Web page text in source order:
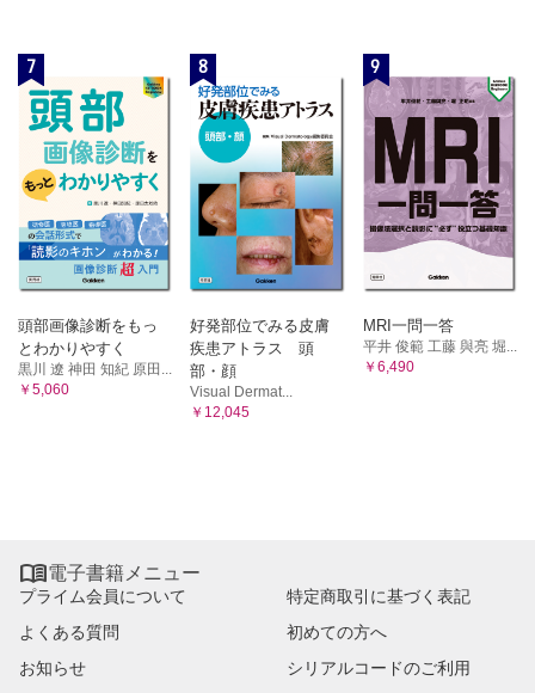
C．出血・凝固・線溶
20．活性化部分トロンボプラスチン時間（APTT），プロト
ロンビン時間（PT），フィブリノゲン
21．凝固亢進マーカー（フィブリンモノマー複合体，トロン
ビン・アンチトロンビン複合体，プロトロンビンフラグメ
ントF1＋2，フィブリノペプタイド，アンチトロンビンな
ど）
22．total PAI-1（tPA-PAI-1複合体を含む）
23．線溶系分子マーカー（フィブリン/フィブリノゲン分解
産物（FDP），Dダイマー，プラスミン・α2-プラスミン
24．その他の凝固因子（Ⅱ［PIVKA-Ⅱを含む］，V，Ⅶ，
Ⅷ，Ⅸ，Ⅹ，Ⅺ，Ⅻ，XⅢ）
25．von Willebrand因子，ADAMTS13（von Willebrand因子
26．プロテインC，プロテインS，APCレジスタンス，トロ
30．HLAタイピング
4 炎症・免疫学的検査
A．炎症・組織障害・線維化マーカー
7
頭部画像診断をもっ
とわかりやすく
黒川 遼 神田 知紀 原田...
￥5,060
8
好発部位でみる皮膚
疾患アトラス 頭
部・顔
Visual Dermat...
￥12,045
9
MRI一問一答
平井 俊範 工藤 與亮 堀...
￥6,490
電子書籍メニュー
プライム会員について
特定商取引に基づく表記
よくある質問
初めての方へ
お知らせ
シリアルコードのご利用